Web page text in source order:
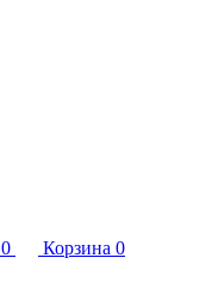
0 Корзина 0